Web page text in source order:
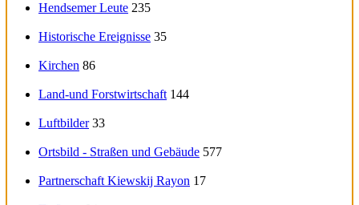
Hendsemer Leute 235
Historische Ereignisse 35
Kirchen 86
Land-und Forstwirtschaft 144
Luftbilder 33
Ortsbild - Straßen und Gebäude 577
Partnerschaft Kiewskij Rayon 17